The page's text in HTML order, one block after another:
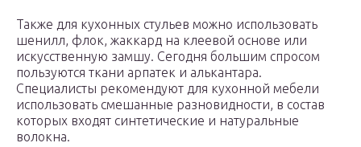
Также для кухонных стульев можно использовать
шенилл, флок, жаккард на клеевой основе или
искусственную замшу. Сегодня большим спросом
пользуются ткани арпатек и алькантара.
Специалисты рекомендуют для кухонной мебели
использовать смешанные разновидности, в состав
которых входят синтетические и натуральные
волокна.